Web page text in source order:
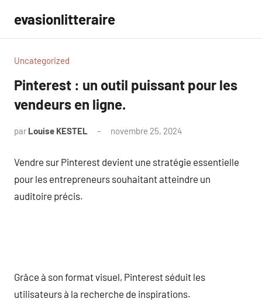
contenu
evasionlitteraire
Uncategorized
Pinterest : un outil puissant pour les
vendeurs en ligne.
par Louise KESTEL novembre 25, 2024
Vendre sur Pinterest devient une stratégie essentielle
pour les entrepreneurs souhaitant atteindre un
auditoire précis.
Grâce à son format visuel, Pinterest séduit les
utilisateurs à la recherche de inspirations.